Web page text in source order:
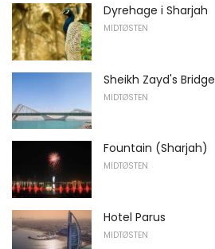
Dyrehage i Sharjah
MIDTØSTEN
Sheikh Zayd's Bridge
MIDTØSTEN
Fountain (Sharjah)
MIDTØSTEN
Hotel Parus
MIDTØSTEN